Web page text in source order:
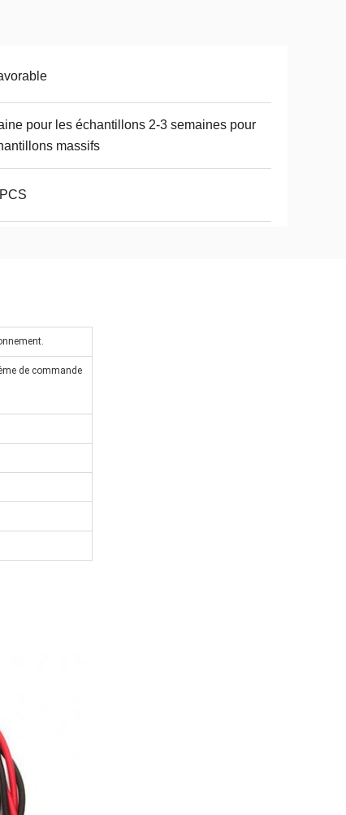
pour les échantillons 2-3 semaines pour
massifs
de commande